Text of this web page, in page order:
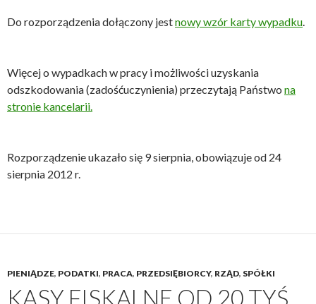
Do rozporządzenia dołączony jestnowy wzór karty wypadku.
Więcej o wypadkach w pracy i możliwości uzyskania
odszkodowania (zadośćuczynienia) przeczytają Państwo na
stronie kancelarii.
Rozporządzenie ukazało się 9 sierpnia, obowiązuje od 24
sierpnia 2012 r.
PIENIĄDZE, PODATKI, PRACA, PRZEDSIĘBIORCY, RZĄD, SPÓŁKI
KASY FISKALNE OD 20 TYŚ